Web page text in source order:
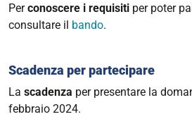
Perconoscere i requisiti per poter
consultare il bando.
Scadenza per partecipare
La scadenza per presentare la
febbraio 2024.